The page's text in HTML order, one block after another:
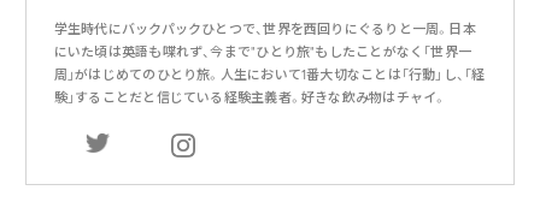
学生時代にバックパックひとつで、世界を西回りにぐるりと一周。日本
にいた頃は英語も喋れず、今まで”ひとり旅”もしたことがなく「世界一
周」がはじめてのひとり旅。人生において1番大切なことは「行動」し、「経
験」することだと信じている経験主義者。好きな飲み物はチャイ。